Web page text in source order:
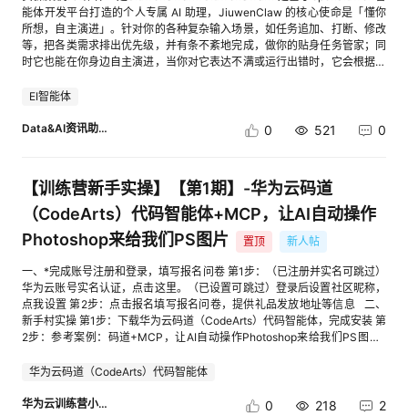
生产环境中的实际运行效率。 了解完整的部署指南与架构细节，欢迎访
问 Kthena [3]官方文档或访问 GitHub 仓库 (volcano-sh/kthena[4])。 相
关链接： [1] Deepseek-v4部署脚本 modelserving:cid:link_0 [2]
Deepseek-v4部署脚本 router: cid:link_1 [3] Kthena官网:
迎Star★，Fork，来 Kthena 社区一起玩转LLM推理！ [进入帖子详情页查
入技术交流群 [进入帖子详情页查看图片]
务运维及应用部署。 2、案例名称：AI Shell：云资源智能监控与故障快速响
应 cid:link_1 案例介绍：针对企业云运维普遍存在监控盲区、故障响应滞
后、性能数据分散、缺乏趋势预测、告警配置混乱等核心业务痛点，依托 AI
Shell 和华为云 CES 监控技能，实现 ECS 实例实时监控、性能分析、智能
告警、故障快速响应全流程自动化，有效提升运维效率，保障业务连续性。
绍：本案例通过华为云AI Shell智能命令行工具，以自然语言驱动云资源编
排，让开发者用“说”的方式即可完成华为云OBS对象存储的全生命周期管
理，实现从“命令行专家”到“自然语言大师”的华丽转身，让云资源运维真正
对账效率低下、成本分摊界定模糊、优惠券投放损耗、云资源闲置、成本预
判能力缺失等核心业务痛点，依托 AI Shell 实现全流程自动化账单稽核、精
细化成本分摊核算、云资源智能调度优化、优惠券全生命周期精细化管控及
智能化成本趋势预测，有效盘活存量云资源，显著提升企业云资源综合利用
率。 >>>>>>>>更多案例可点击访问开发者空间案例中心 >>>>>>>>>点
击访问Gitcode下载案例模板 注意：案例手册请大家一定要按照案例模版的
格式进行编写 注意：案例手册请大家一定要按照案例模版的格式进行编写
注意：案例手册请大家一定要按照案例模版的格式进行编写 Ø活动流程
（全年征集，每月一期评选） 投稿时间：2026年6月30日-7月17日 联合评
审：2026年7月17日-7月22日 奖项公示：2026年7月22日-7月23日 奖励发
的附件，需要以附件形式上传到文章帖中 文档类投稿： 1）文档包含案例场
景和方案以及用到的华为云产品或者开源框架简述。2）文档包含开发过程
实际操作描述(文字描述+截图+代码)。3）文档的案例实操需要完整体现，
能体开发平台打造的个人专属 AI 助理，JiuwenClaw 的核心使命是「懂你
所想，自主演进」。针对你的各种复杂输入场景，如任务追加、打断、修改
等，把各类需求排出优先级，并有条不紊地完成，做你的贴身任务管家；同
时它也能在你身边自主演进，当你对它表达不满或运行出错时，它会根据你
导开发者从零开始，完成JiuwenSwarm的安装，并使用technical-blog-
AI智能体辅助办公的全流程。 应用场景 在办公场景中，宣传推文编写是常
动化生成，大幅提升宣传效率。 解决的问题 效率问题：传统宣发推文制作
耗时耗力，资料调研往往需要数小时甚至数天 内容问题：缺乏专业资料支
撑，内容空洞或存在信息偏差 开发者收获 完成本案例实操后，开发者将获
得： 1. 一份可直接使用的小红书宣发流程：指定主题，自动完成小红书推文
撰写与发布 2. AI办公思维：理解智能体辅助办公的工作模式，可迁移到其他
定基础 前置准备 Windows 10/11操作系统 MaaS服务API Key，文本生成和
图片生成 华为云MaaS平台大模型Tokens福利领取： 1）方式一：登录华为
开发者空间，参考案例《华为开发者空间 - ModelArts Studio大模型通用代
金券领取使用指导》中的“二、 开通MaaS平台大模型”章节内容领取代金
券，下述案例以配置glm-5.1和qwen-image为例，建议在此开通这两个模
录华为开发者空间，参考案例《华为云MaaS平台大模型Tokens领取使用指
DeepSeek V3系列大模型Tokens代金券，购买ModelArts Studio
EI智能体
Data&AI资讯助手 0 521 0
【训练营新手实操】【第1期】-华为云码道
（CodeArts）代码智能体+MCP，让AI自动操作
Photoshop来给我们PS图片
置顶 新人帖
一、*完成账号注册和登录，填写报名问卷 第1步：（已注册并实名可跳过）
华为云账号实名认证，点击这里。（已设置可跳过）登录后设置社区昵称，
点我设置 第2步：点击报名填写报名问卷，提供礼品发放地址等信息 二、
新手村实操 第1步：下载华为云码道（CodeArts）代码智能体，完成安装 第
2步：参考案例：码道+MCP，让AI自动操作Photoshop来给我们PS图片
实操截图需完整显示代码界面+用户名，将用于后续识别盖楼用户，获奖公
程 （1）投稿时间：2026年4月8日-4月10日 （2）联合评审：2026年4月
华为云码道（CodeArts）代码智能体
华为云训练营小助手 0 218 2